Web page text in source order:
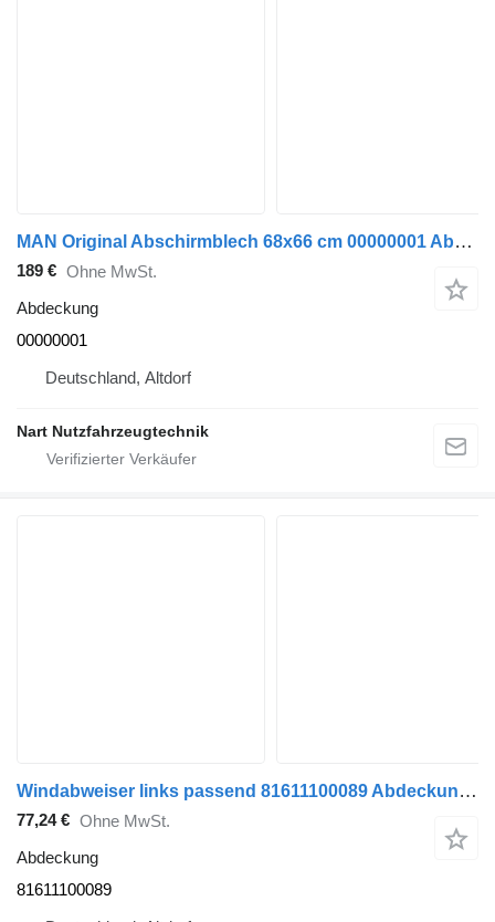
MAN Original Abschirmblech 68x66 cm 00000001 Abdeckung für MAN Sattelzugmaschine
189 € Ohne MwSt.
Abdeckung
00000001
Deutschland, Altdorf
Nart Nutzfahrzeugtechnik
Windabweiser links passend 81611100089 Abdeckung für MAN TGX TGS Sattelzugmaschine
77,24 € Ohne MwSt.
Abdeckung
81611100089